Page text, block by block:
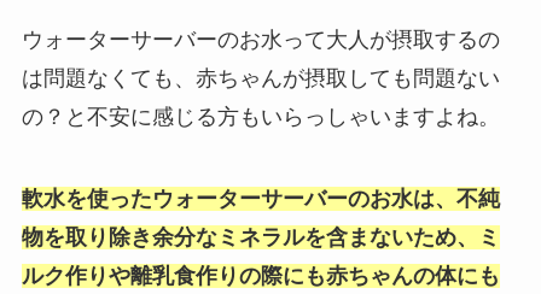
ウォーターサーバーのお水って大人が摂取するの
は問題なくても、赤ちゃんが摂取しても問題ない
の？と不安に感じる方もいらっしゃいますよね。
軟水を使ったウォーターサーバーのお水は、不純
物を取り除き余分なミネラルを含まないため、ミ
ルク作りや離乳食作りの際にも赤ちゃんの体にも